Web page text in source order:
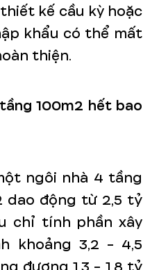
kế cầu kỳ hoặc
khẩu có thể mất
thiện.
100m2 hết bao
ngôi nhà 4 tầng
dao động từ 2,5 tỷ
chỉ tính phần xây
khoảng 3,2 - 4,5